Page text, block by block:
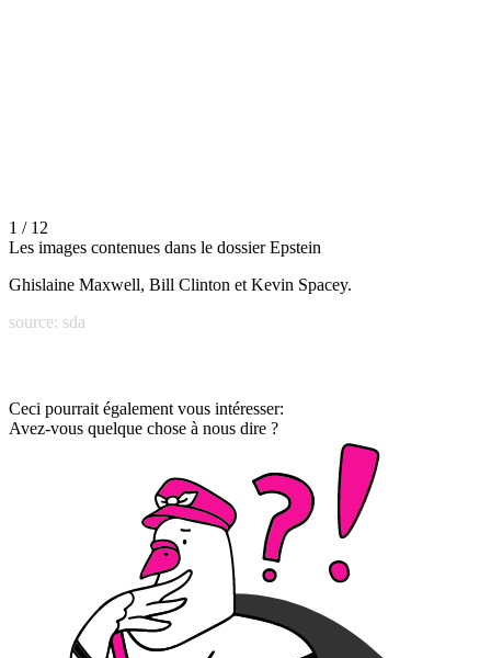
1 / 12
Les images contenues dans le dossier Epstein
Ghislaine Maxwell, Bill Clinton et Kevin Spacey.
source: sda
Ceci pourrait également vous intéresser:
Avez-vous quelque chose à nous dire ?